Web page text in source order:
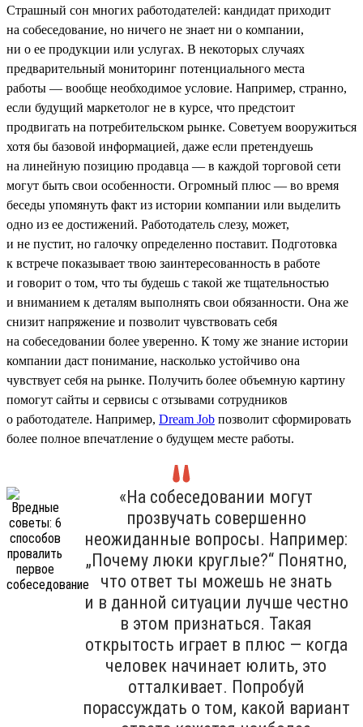
Страшный сон многих работодателей: кандидат приходит
на собеседование, но ничего не знает ни о компании,
ни о ее продукции или услугах. В некоторых случаях
предварительный мониторинг потенциального места
работы — вообще необходимое условие. Например, странно,
если будущий маркетолог не в курсе, что предстоит
продвигать на потребительском рынке. Советуем вооружиться
хотя бы базовой информацией, даже если претендуешь
на линейную позицию продавца — в каждой торговой сети
могут быть свои особенности. Огромный плюс — во время
беседы упомянуть факт из истории компании или выделить
одно из ее достижений. Работодатель слезу, может,
и не пустит, но галочку определенно поставит. Подготовка
к встрече показывает твою заинтересованность в работе
и говорит о том, что ты будешь с такой же тщательностью
и вниманием к деталям выполнять свои обязанности. Она же
снизит напряжение и позволит чувствовать себя
на собеседовании более уверенно. К тому же знание истории
компании даст понимание, насколько устойчиво она
чувствует себя на рынке. Получить более объемную картину
помогут сайты и сервисы с отзывами сотрудников
о работодателе. Например, Dream Job позволит сформировать
более полное впечатление о будущем месте работы.
«На собеседовании могут
прозвучать совершенно
неожиданные вопросы. Например:
„Почему люки круглые?“ Понятно,
что ответ ты можешь не знать
и в данной ситуации лучше честно
в этом признаться. Такая
открытость играет в плюс — когда
человек начинает юлить, это
отталкивает. Попробуй
порассуждать о том, какой вариант